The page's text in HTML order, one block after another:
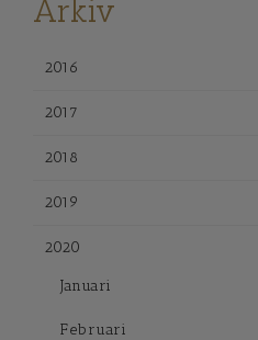
Arkiv
2016
2017
2018
2019
2020
Januari
Februari